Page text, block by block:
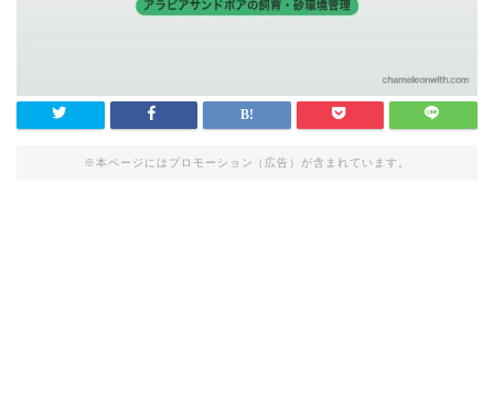
※本ページにはプロモーション（広告）が含まれています。